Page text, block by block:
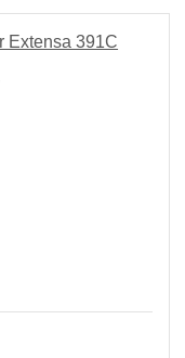
Extensa 391C